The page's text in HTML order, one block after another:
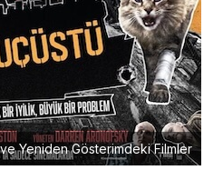
Yeniden Gösterimdeki Filmler